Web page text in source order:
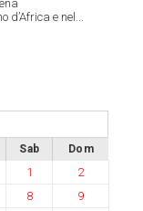
e nel...
Sab Dom
1
2
8
9